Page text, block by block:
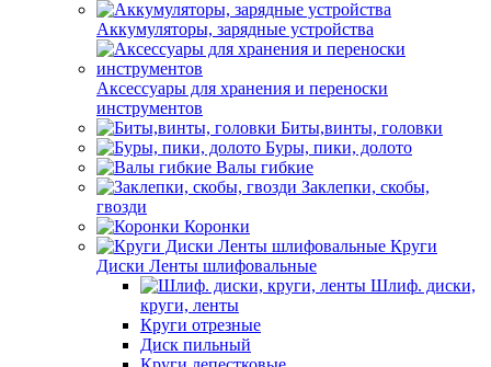
Аккумуляторы, зарядные устройства
Аксессуары для хранения и переноски
инструментов
Биты,винты, головки
Буры, пики, долото
Валы гибкие
Заклепки, скобы,
гвозди
Коронки
Круги
Диски Ленты шлифовальные
Шлиф. диски,
круги, ленты
Круги отрезные
Диск пильный